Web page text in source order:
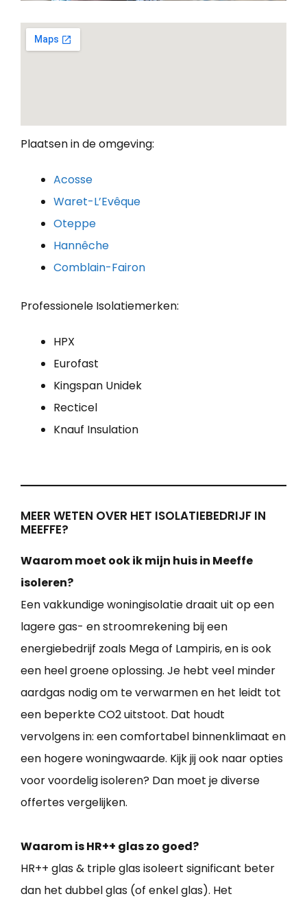
Plaatsen in de omgeving:
Acosse
Waret-L’Evêque
Oteppe
Hannêche
Comblain-Fairon
Professionele Isolatiemerken:
HPX
Eurofast
Kingspan Unidek
Recticel
Knauf Insulation
MEER WETEN OVER HET ISOLATIEBEDRIJF IN
MEEFFE?
Waarom moet ook ik mijn huis in Meeffe
isoleren?
Een vakkundige woningisolatie draait uit op een
lagere gas- en stroomrekening bij een
energiebedrijf zoals Mega of Lampiris, en is ook
een heel groene oplossing. Je hebt veel minder
aardgas nodig om te verwarmen en het leidt tot
een beperkte CO2 uitstoot. Dat houdt
vervolgens in: een comfortabel binnenklimaat en
een hogere woningwaarde. Kijk jij ook naar opties
voor voordelig isoleren? Dan moet je diverse
offertes vergelijken.
Waarom is HR++ glas zo goed?
HR++ glas & triple glas isoleert significant beter
dan het dubbel glas (of enkel glas). Het